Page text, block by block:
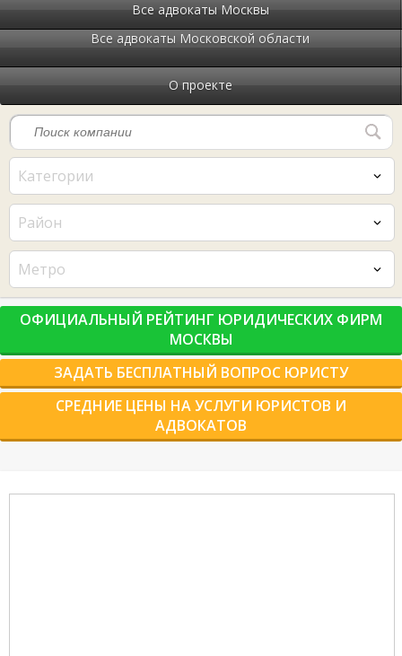
Все адвокаты Москвы
Все адвокаты Московской области
О проекте
Категории
Район
Метро
ОФИЦИАЛЬНЫЙ РЕЙТИНГ ЮРИДИЧЕСКИХ ФИРМ
МОСКВЫ
ЗАДАТЬ БЕСПЛАТНЫЙ ВОПРОС ЮРИСТУ
СРЕДНИЕ ЦЕНЫ НА УСЛУГИ ЮРИСТОВ И
АДВОКАТОВ